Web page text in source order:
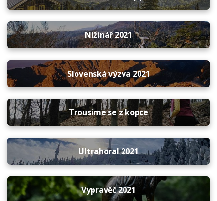
Nížinář 2021
Slovenská výzva 2021
Trousíme se z kopce
Ultrahoral 2021
Vypravěč 2021